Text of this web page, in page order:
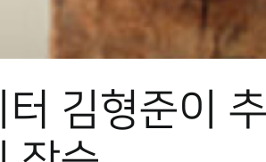
김형준이